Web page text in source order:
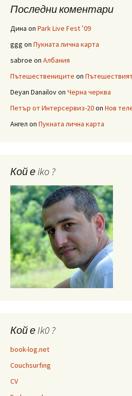
Последни коментари
Дина on Park Live Fest ’09
ggg on Пукната лична карта
sabroe on Албания
Пътешествениците on
Deyan Danailovon Черна черква
Петър от Интерсервиз-20on Нов
Ангел on Пукната лична карта
Кой е iko ?
Кой е Ik0 ?
book-log.net
Couchsurfing
CV